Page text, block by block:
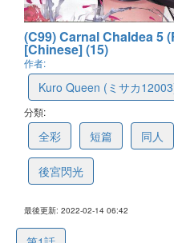
(C99) Carnal Chaldea 5
[Chinese] (15)
作者:
Kuro Queen (ミサカ
分類:
全彩 短篇 同人
後宮閃光
最後更新: 2022-02-14 06:42